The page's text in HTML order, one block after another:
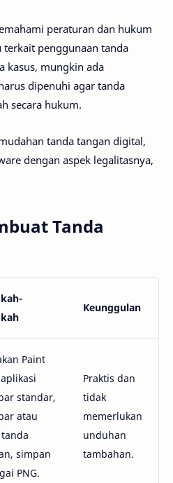
peraturan dan hukum
penggunaan tanda
kasus, mungkin ada
dipenuhi agar tanda
secara hukum.
tanda tangan digital,
dengan aspek legalitasnya,
Tanda
Keunggulan
Paint
standar,
atau
simpan
PNG.
Praktis dan
tidak
memerlukan
unduhan
tambahan.